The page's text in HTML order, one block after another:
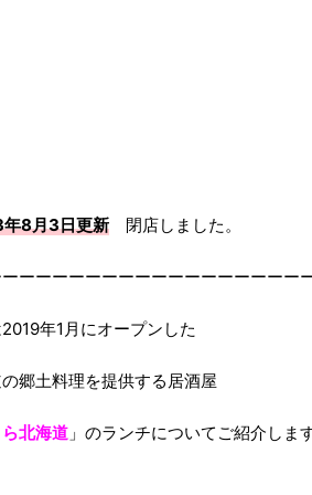
8月3日更新 閉店しました。
ーーーーーーーーーーーーーーーーー
年1月にオープンした
郷土料理を提供する居酒屋
北海道 」のランチについてご紹介します